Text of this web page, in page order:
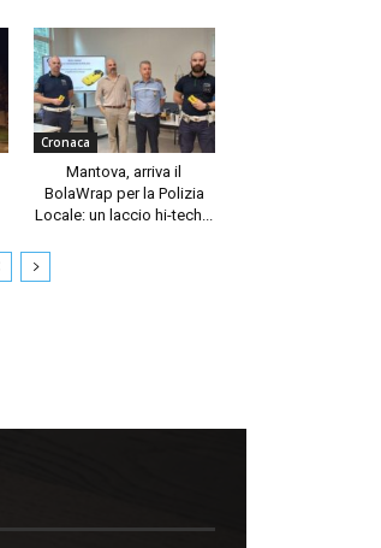
Cronaca
Mantova, arriva il
BolaWrap per la Polizia
Locale: un laccio hi-tech...